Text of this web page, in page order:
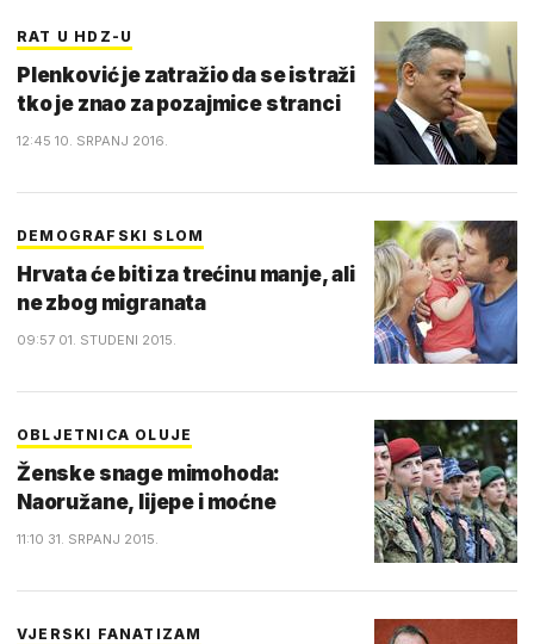
RAT U HDZ-U
Plenković je zatražio da se istraži
tko je znao za pozajmice stranci
12:45 10. SRPANJ 2016.
DEMOGRAFSKI SLOM
Hrvata će biti za trećinu manje, ali
ne zbog migranata
09:57 01. STUDENI 2015.
OBLJETNICA OLUJE
Ženske snage mimohoda:
Naoružane, lijepe i moćne
11:10 31. SRPANJ 2015.
VJERSKI FANATIZAM